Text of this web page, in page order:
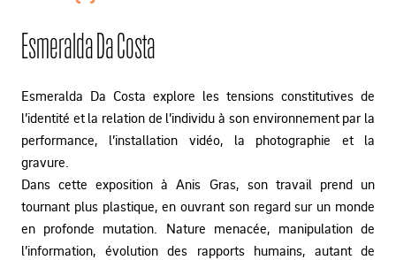
Esmeralda Da Costa
Esmeralda Da Costa explore les tensions constitutives de
l’identité et la relation de l’individu à son environnement par la
performance, l’installation vidéo, la photographie et la
gravure.
Dans cette exposition à Anis Gras, son travail prend un
tournant plus plastique, en ouvrant son regard sur un monde
en profonde mutation. Nature menacée, manipulation de
l’information, évolution des rapports humains, autant de